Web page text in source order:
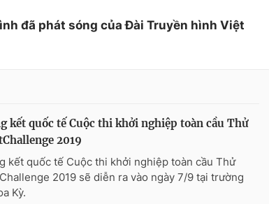
đã phát sóng của Đài Truyền hình Việt
kết quốc tế Cuộc thi khởi nghiệp toàn cầu Thử
2019
kết quốc tế Cuộc thi khởi nghiệp toàn cầu Thử
2019 sẽ diễn ra vào ngày 7/9 tại trường
Kỳ.